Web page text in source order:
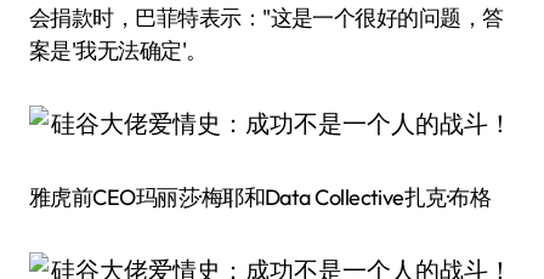
会捐款时，巴菲特表示："这是一个很好的问题，答
案是'我无法确定'。
雅虎前CEO玛丽莎·梅耶和Data Collective扎克·布格